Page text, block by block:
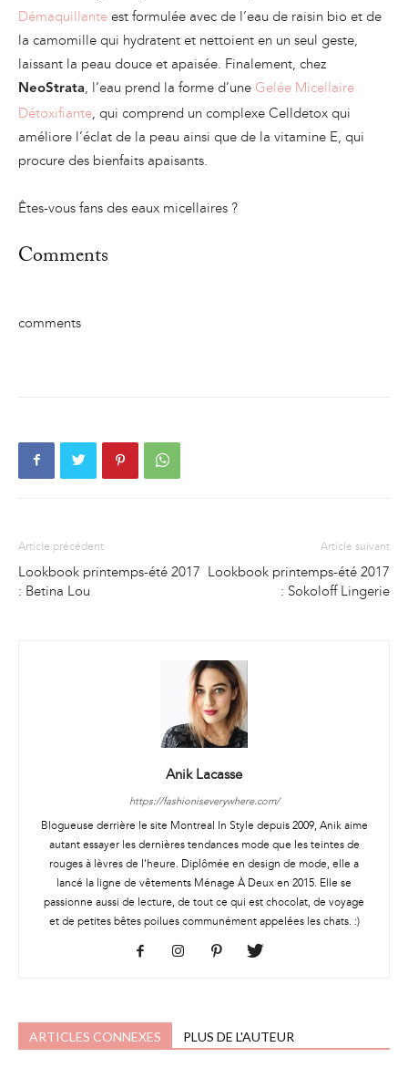
Démaquillante est formulée avec de l’eau de raisin bio et de
la camomille qui hydratent et nettoient en un seul geste,
laissant la peau douce et apaisée. Finalement, chez
NeoStrata, l’eau prend la forme d’une Gelée Micellaire
Détoxifiante, qui comprend un complexe Celldetox qui
améliore l’éclat de la peau ainsi que de la vitamine E, qui
procure des bienfaits apaisants.
Êtes-vous fans des eaux micellaires ?
Comments
comments
Article précédent
Lookbook printemps-été 2017
: Betina Lou
Article suivant
Lookbook printemps-été 2017
: Sokoloff Lingerie
Anik Lacasse
https://fashioniseverywhere.com/
Blogueuse derrière le site Montreal In Style depuis 2009, Anik aime
autant essayer les dernières tendances mode que les teintes de
rouges à lèvres de l'heure. Diplômée en design de mode, elle a
lancé la ligne de vêtements Ménage À Deux en 2015. Elle se
passionne aussi de lecture, de tout ce qui est chocolat, de voyage
et de petites bêtes poilues communément appelées les chats. :)
ARTICLES CONNEXES PLUS DE L'AUTEUR